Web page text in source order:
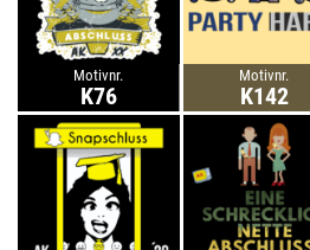
Motivnr.
K76
Motivnr.
K142